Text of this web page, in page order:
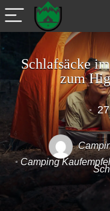
Schlafsäcke
zum
Camping